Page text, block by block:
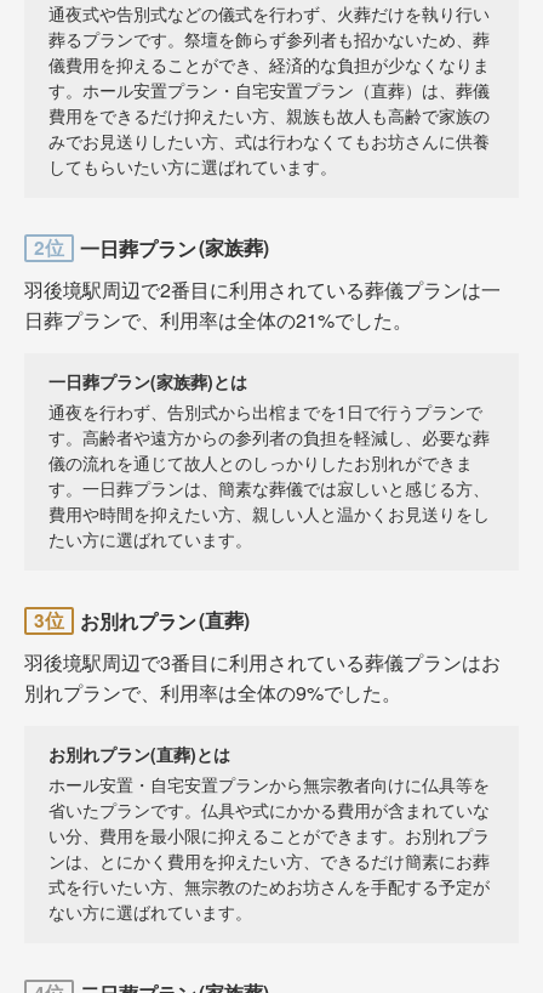
通夜式や告別式などの儀式を行わず、火葬だけを執り行い
葬るプランです。祭壇を飾らず参列者も招かないため、葬
儀費用を抑えることができ、経済的な負担が少なくなりま
す。ホール安置プラン・自宅安置プラン（直葬）は、葬儀
費用をできるだけ抑えたい方、親族も故人も高齢で家族の
みでお見送りしたい方、式は行わなくてもお坊さんに供養
してもらいたい方に選ばれています。
2位 一日葬プラン(家族葬)
羽後境駅周辺で2番目に利用されている葬儀プランは一
日葬プランで、利用率は全体の21%でした。
一日葬プラン(家族葬)とは
通夜を行わず、告別式から出棺までを1日で行うプランで
す。高齢者や遠方からの参列者の負担を軽減し、必要な葬
儀の流れを通じて故人とのしっかりしたお別れができま
す。一日葬プランは、簡素な葬儀では寂しいと感じる方、
費用や時間を抑えたい方、親しい人と温かくお見送りをし
たい方に選ばれています。
3位 お別れプラン(直葬)
羽後境駅周辺で3番目に利用されている葬儀プランはお
別れプランで、利用率は全体の9%でした。
お別れプラン(直葬)とは
ホール安置・自宅安置プランから無宗教者向けに仏具等を
省いたプランです。仏具や式にかかる費用が含まれていな
い分、費用を最小限に抑えることができます。お別れプラ
ンは、とにかく費用を抑えたい方、できるだけ簡素にお葬
式を行いたい方、無宗教のためお坊さんを手配する予定が
ない方に選ばれています。